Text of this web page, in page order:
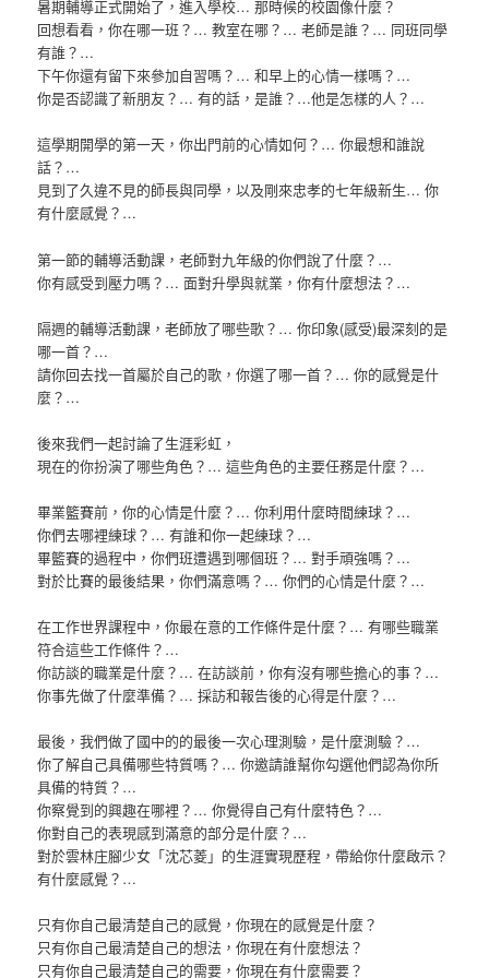
暑期輔導正式開始了，進入學校… 那時候的校園像什麼？
回想看看，你在哪一班？… 教室在哪？… 老師是誰？… 同班同學
有誰？…
下午你還有留下來參加自習嗎？… 和早上的心情一樣嗎？…
你是否認識了新朋友？… 有的話，是誰？…他是怎樣的人？…
這學期開學的第一天，你出門前的心情如何？… 你最想和誰說
話？…
見到了久違不見的師長與同學，以及剛來忠孝的七年級新生… 你
有什麼感覺？…
第一節的輔導活動課，老師對九年級的你們說了什麼？…
你有感受到壓力嗎？… 面對升學與就業，你有什麼想法？…
隔週的輔導活動課，老師放了哪些歌？… 你印象(感受)最深刻的是
哪一首？…
請你回去找一首屬於自己的歌，你選了哪一首？… 你的感覺是什
麼？…
後來我們一起討論了生涯彩虹，
現在的你扮演了哪些角色？… 這些角色的主要任務是什麼？…
畢業籃賽前，你的心情是什麼？… 你利用什麼時間練球？…
你們去哪裡練球？… 有誰和你一起練球？…
畢籃賽的過程中，你們班遭遇到哪個班？… 對手頑強嗎？…
對於比賽的最後結果，你們滿意嗎？… 你們的心情是什麼？…
在工作世界課程中，你最在意的工作條件是什麼？… 有哪些職業
符合這些工作條件？…
你訪談的職業是什麼？… 在訪談前，你有沒有哪些擔心的事？…
你事先做了什麼準備？… 採訪和報告後的心得是什麼？…
最後，我們做了國中的的最後一次心理測驗，是什麼測驗？…
你了解自己具備哪些特質嗎？… 你邀請誰幫你勾選他們認為你所
具備的特質？…
你察覺到的興趣在哪裡？… 你覺得自己有什麼特色？…
你對自己的表現感到滿意的部分是什麼？…
對於雲林庄腳少女「沈芯菱」的生涯實現歷程，帶給你什麼啟示？
有什麼感覺？…
只有你自己最清楚自己的感覺，你現在的感覺是什麼？
只有你自己最清楚自己的想法，你現在有什麼想法？
只有你自己最清楚自己的需要，你現在有什麼需要？